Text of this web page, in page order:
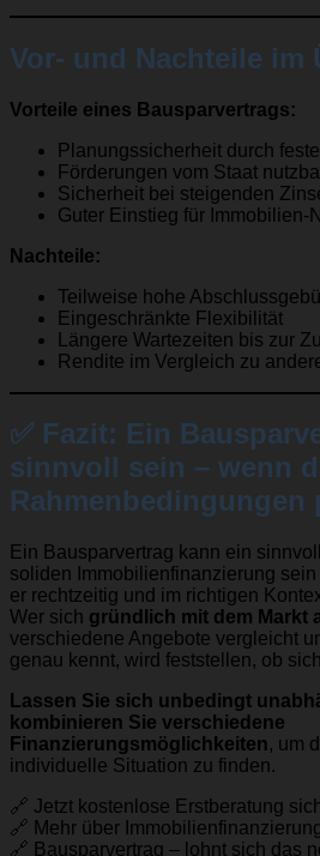
Vor- und Nachteile im
Vorteile eines Bausparvertrags:
Planungssicherheit durch
Förderungen vom Staat
Sicherheit bei steigenden
Guter Einstieg für Immobilien-
Nachteile:
Teilweise hohe
Eingeschränkte Flexibilität
Längere Wartezeiten bis zur
Rendite im Vergleich zu
✅ Fazit: Ein
sinnvoll sein – wenn
Rahmenbedingungen
Ein Bausparvertrag kann ein
soliden Immobilienfinanzierung
er rechtzeitig und im richtigen
Wer sich gründlich mit dem Markt
verschiedene Angebote vergleicht
genau kennt, wird feststellen, ob
Lassen Sie sich unbedingt
kombinieren Sie verschiedene
Finanzierungsmöglichkeiten, um
individuelle Situation zu finden.
🔗 Jetzt kostenlose Erstberatung
🔗 Mehr über
🔗 Bausparvertrag – lohnt sich das